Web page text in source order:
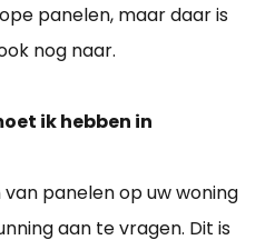
panelen, maar daar is
nog naar.
ik hebben in
panelen op uw woning
aan te vragen. Dit is